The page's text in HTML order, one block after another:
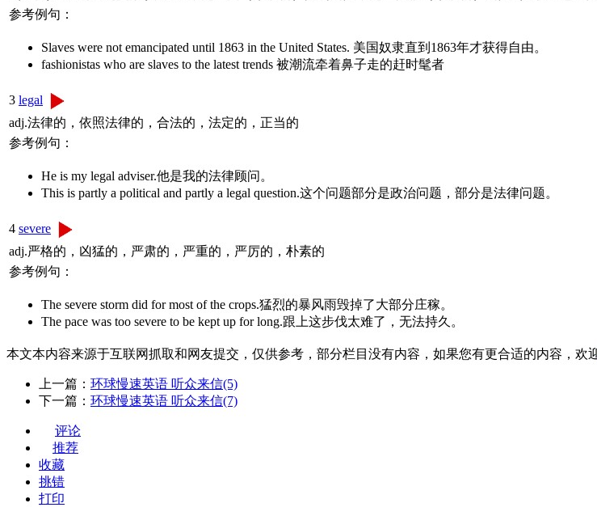
参考例句：
Slaves were not emancipated until 1863 in the United States. 美国奴隶直到1863年才获得自由。
fashionistas who are slaves to the latest trends 被潮流牵着鼻子走的赶时髦者
3 legal
adj.法律的，依照法律的，合法的，法定的，正当的
参考例句：
He is my legal adviser.他是我的法律顾问。
This is partly a political and partly a legal question.这个问题部分是政治问题，部分是法律问题。
4 severe
adj.严格的，凶猛的，严肃的，严重的，严厉的，朴素的
参考例句：
The severe storm did for most of the crops.猛烈的暴风雨毁掉了大部分庄稼。
The pace was too severe to be kept up for long.跟上这步伐太难了，无法持久。
本文本内容来源于互联网抓取和网友提交，仅供参考，部分栏目没有内容，如果您有更合适的内容，欢
上一篇： 环球慢速英语 听众来信(5)
下一篇： 环球慢速英语 听众来信(7)
评论
推荐
收藏
挑错
打印